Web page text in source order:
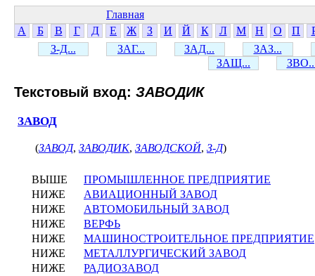
Главная
А
Б В Г Д Е Ж З И Й К Л М Н О П
З-Д...
ЗАГ... ЗАД...
ЗАЗ...
ЗАЩ...
Текстовый вход: ЗАВОДИК
ЗАВОД
(ЗАВОД, ЗАВОДИК, ЗАВОДСКОЙ, З-Д)
ВЫШЕ
ПРОМЫШЛЕННОЕ ПРЕДПРИЯТИЕ
НИЖЕ
АВИАЦИОННЫЙ ЗАВОД
НИЖЕ
АВТОМОБИЛЬНЫЙ ЗАВОД
НИЖЕ
ВЕРФЬ
НИЖЕ
МАШИНОСТРОИТЕЛЬНОЕ ПРЕДПРИЯТИЕ
НИЖЕ
МЕТАЛЛУРГИЧЕСКИЙ ЗАВОД
НИЖЕ
РАДИОЗАВОД